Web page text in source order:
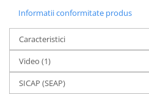
Informatii conformitate produs
Caracteristici
Video (1)
SICAP (SEAP)